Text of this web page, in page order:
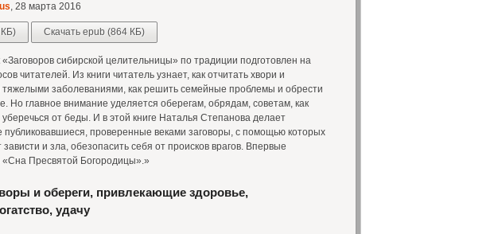
, 28 марта 2016
КБ) Скачать epub (864 КБ)
сибирской целительницы» по традиции подготовлен на
читателей. Из книги читатель узнает, как отчитать хвори и
тяжелыми заболеваниями, как решить семейные проблемы и обрести
Но главное внимание уделяется оберегам, обрядам, советам, как
уберечься от беды. И в этой книге Наталья Степанова делает
проверенные веками заговоры, с помощью которых
и зла, обезопасить себя от происков врагов. Впервые
«Сна Пресвятой Богородицы».»
и обереги, привлекающие здоровье,
удачу